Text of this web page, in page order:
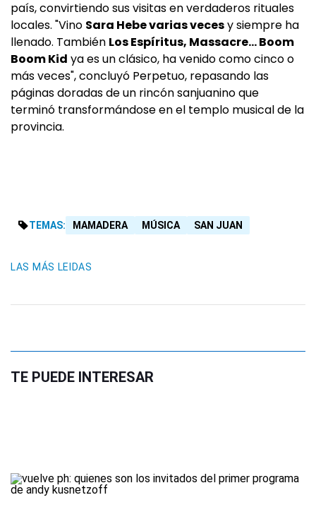
país, convirtiendo sus visitas en verdaderos rituales
locales. "Vino Sara Hebe varias vecesy siempre ha
llenado. También Los Espíritus, Massacre... Boom
Boom Kid ya es un clásico, ha venido como cinco o
más veces", concluyó Perpetuo, repasando las
páginas doradas de un rincón sanjuanino que
terminó transformándose en el templo musical de la
provincia.
TEMAS: MAMADERA MÚSICA SAN JUAN
LAS MÁS LEIDAS
TE PUEDE INTERESAR